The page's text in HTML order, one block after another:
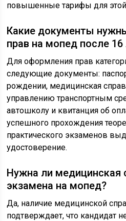
повышенные тарифы для этой
Какие документы
прав на мопед после 16
Для оформления прав
следующие документы:
рождении, медицинская
управлению транспортным
автошколу и квитанция об
успешного прохождения
практического экзаменов
удостоверение.
Нужна ли медицинская
экзамена на мопед?
Да, наличие медицинской
подтверждает, что кандидат